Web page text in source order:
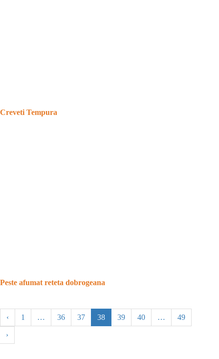
Creveti Tempura
Peste afumat reteta dobrogeana
‹ 1 … 36 37 38 39 40 … 49
›